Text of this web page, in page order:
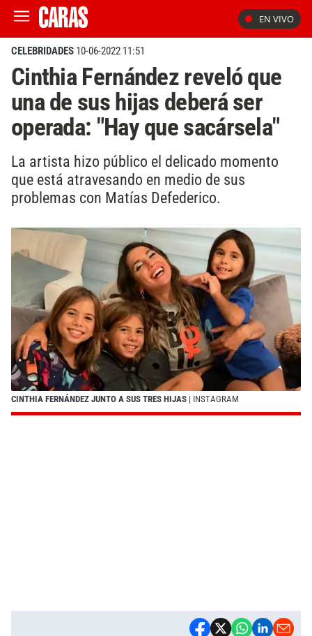
EN VIVO
CELEBRIDADES 10-06-2022 11:51
Cinthia Fernández reveló que
una de sus hijas deberá ser
operada: "Hay que sacársela"
La artista hizo público el delicado momento
que está atravesando en medio de sus
problemas con Matías Defederico.
CINTHIA FERNÁNDEZ JUNTO A SUS TRES HIJAS | INSTAGRAM